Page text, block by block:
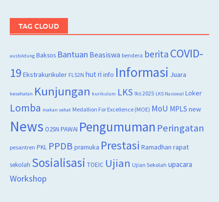
TAG CLOUD
ausbildung Baksos Bantuan Beasiswa bendera berita COVID-
19 Ekstrakurikuler FLS2N hut ri info Informasi Juara
kesehatan Kunjungan kurikulum LKS lks 2025 LKS Nasional Loker
Lomba makan sehat Medallion For Excellence (MOE) MoU MPLS new
News O2SN PAWAI Pengumuman Peringatan
pesantren PKL PPDB pramuka Prestasi Ramadhan rapat
sekolah Sosialisasi TOEIC Ujian Ujian Sekolah upacara
Workshop